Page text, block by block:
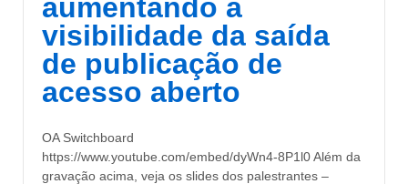
aumentando a
visibilidade da saída
de publicação de
acesso aberto
OA Switchboard
https://www.youtube.com/embed/dyWn4-8P1l0 Além da
gravação acima, veja os slides dos palestrantes –